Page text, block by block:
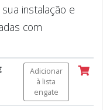
instalação e
com
Adicionar
à lista
engate